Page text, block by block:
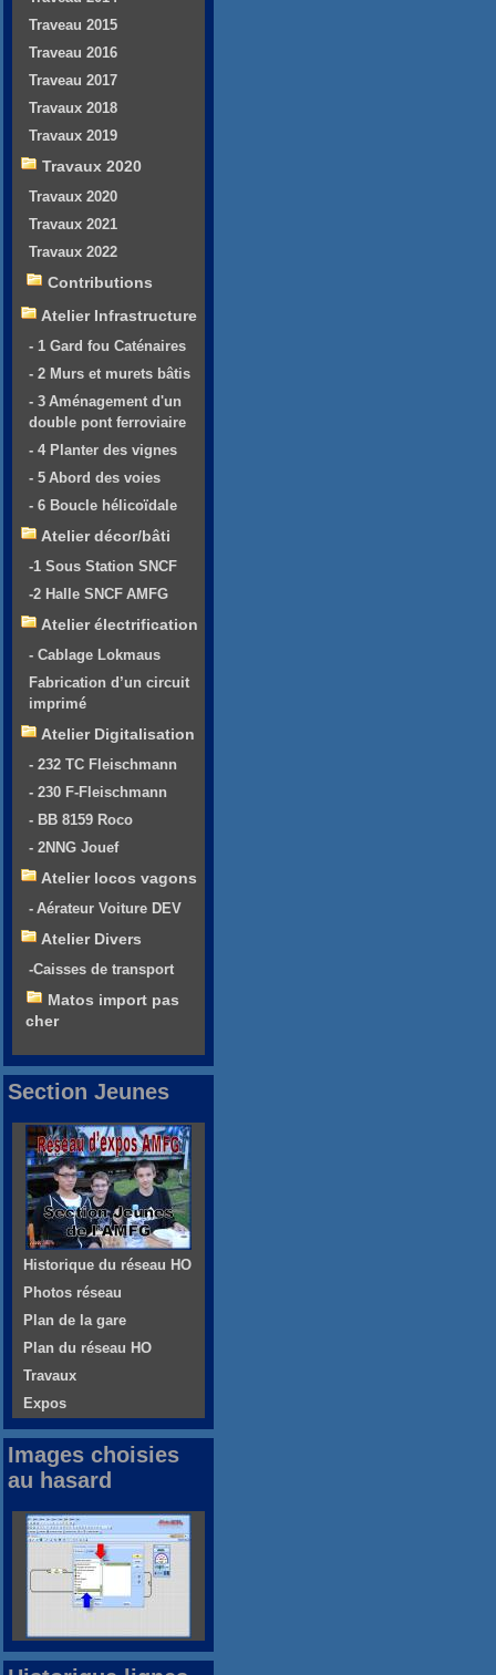
Traveau 2015
Traveau 2016
Traveau 2017
Travaux 2018
Travaux 2019
Travaux 2020
Travaux 2020
Travaux 2021
Travaux 2022
Contributions
Atelier Infrastructure
- 1 Gard fou Caténaires
- 2 Murs et murets bâtis
- 3 Aménagement d'un
double pont ferroviaire
- 4 Planter des vignes
- 5 Abord des voies
- 6 Boucle hélicoïdale
Atelier décor/bâti
-1 Sous Station SNCF
-2 Halle SNCF AMFG
Atelier électrification
- Cablage Lokmaus
Fabrication d’un circuit
imprimé
Atelier Digitalisation
- 232 TC Fleischmann
- 230 F-Fleischmann
- BB 8159 Roco
- 2NNG Jouef
Atelier locos vagons
- Aérateur Voiture DEV
Atelier Divers
-Caisses de transport
Matos import pas
cher
Section Jeunes
Historique du réseau HO
Photos réseau
Plan de la gare
Plan du réseau HO
Travaux
Expos
Images choisies
au hasard